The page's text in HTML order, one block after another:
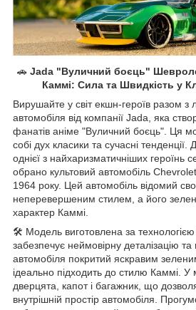
🚗 Jada "Вуличний боєць"
Каммі: Сила та Швидкість у
Вирушайте у світ екшн-героїв разом з
автомобіля від компанії Jada, яка
фанатів аніме "Вуличний боєць". Ця
собі дух класики та сучасні тенденції.
однієї з найхаризматичніших героїнь
обрано культовий автомобіль
1964 року. Цей автомобіль відомий
неперевершеним стилем, а його
характер Каммі.
🛠️ Модель виготовлена за
забезпечує неймовірну деталізацію та
автомобіля покритий яскравим
ідеально підходить до стилю Каммі. У
дверцята, капот і багажник, що
внутрішній простір автомобіля.